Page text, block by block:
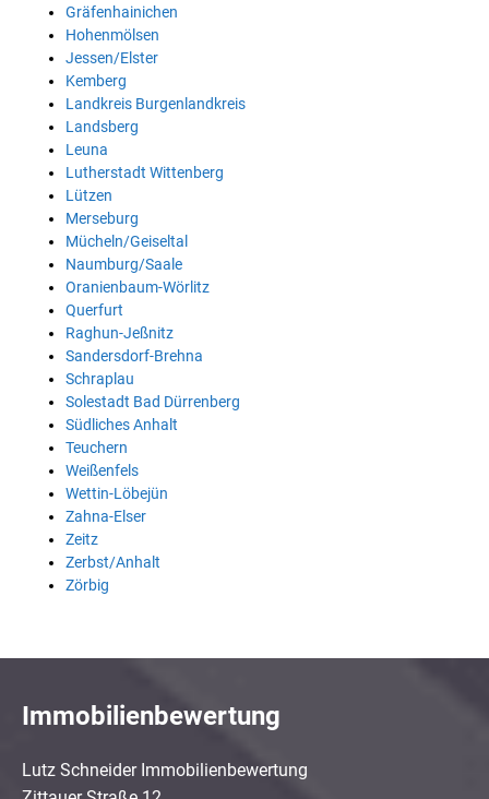
Gräfenhainichen
Hohenmölsen
Jessen/Elster
Kemberg
Landkreis Burgenlandkreis
Landsberg
Leuna
Lutherstadt Wittenberg
Lützen
Merseburg
Mücheln/Geiseltal
Naumburg/Saale
Oranienbaum-Wörlitz
Querfurt
Raghun-Jeßnitz
Sandersdorf-Brehna
Schraplau
Solestadt Bad Dürrenberg
Südliches Anhalt
Teuchern
Weißenfels
Wettin-Löbejün
Zahna-Elser
Zeitz
Zerbst/Anhalt
Zörbig
Immobilienbewertung
Lutz Schneider Immobilienbewertung